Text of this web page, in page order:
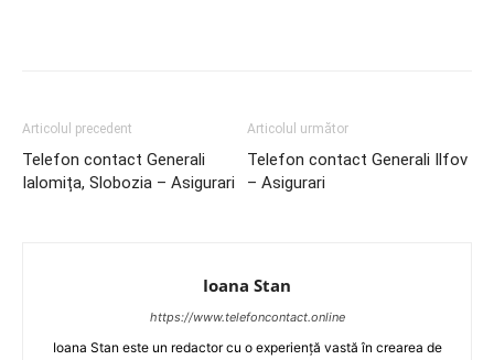
Articolul precedent
Telefon contact Generali
Ialomița, Slobozia – Asigurari
Articolul următor
Telefon contact Generali Ilfov
– Asigurari
Ioana Stan
https://www.telefoncontact.online
Ioana Stan este un redactor cu o experiență vastă în crearea de